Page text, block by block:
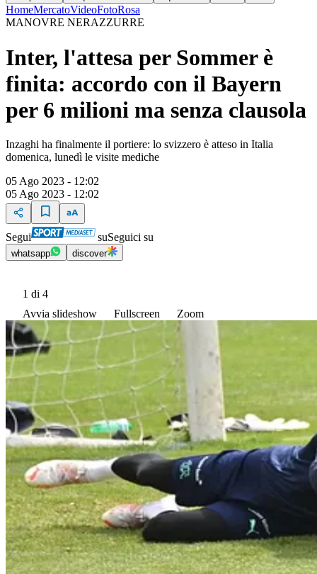
HomeMercatoVideoFotoRosa
MANOVRE NERAZZURRE
Inter, l'attesa per Sommer è
finita: accordo con il Bayern
per 6 milioni ma senza clausola
Inzaghi ha finalmente il portiere: lo svizzero è atteso in Italia
domenica, lunedì le visite mediche
05 Ago 2023 - 12:02
05 Ago 2023 - 12:02
Segui suSeguici su
whatsapp discover
1 di 4
Avvia slideshow
Fullscreen Zoom